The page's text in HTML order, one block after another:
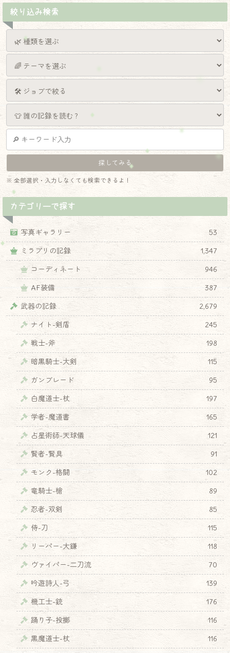
絞り込み検索
※ 全部選択・入力しなくても検索できるよ！
カテゴリーで探す
写真ギャラリー
53
ミラプリの記録
1,347
コーディネート
946
AF装備
387
武器の記録
2,679
ナイト-剣盾
245
戦士-斧
198
暗黒騎士-大剣
115
ガンブレード
95
白魔道士-杖
197
学者-魔道書
165
占星術師-天球儀
121
賢者-賢具
91
モンク-格闘
102
竜騎士-槍
89
忍者-双剣
85
侍-刀
115
リーパー-大鎌
118
ヴァイパー-二刀流
70
吟遊詩人-弓
139
機工士-銃
176
踊り子-投擲
116
黒魔道士-杖
116